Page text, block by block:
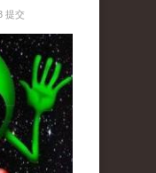
提交